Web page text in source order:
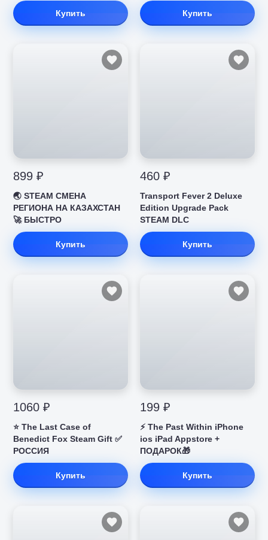
Купить Купить
899 ₽
🌏 STEAM СМЕНА
РЕГИОНА НА КАЗАХСТАН
🚀 БЫСТРО
Купить
460 ₽
Transport Fever 2 Deluxe
Edition Upgrade Pack
STEAM DLC
Купить
1060 ₽
⭐️ The Last Case of
Benedict Fox Steam Gift ✅
РОССИЯ
Купить
199 ₽
⚡️ The Past Within iPhone
ios iPad Appstore +
ПОДАРОК🎁
Купить